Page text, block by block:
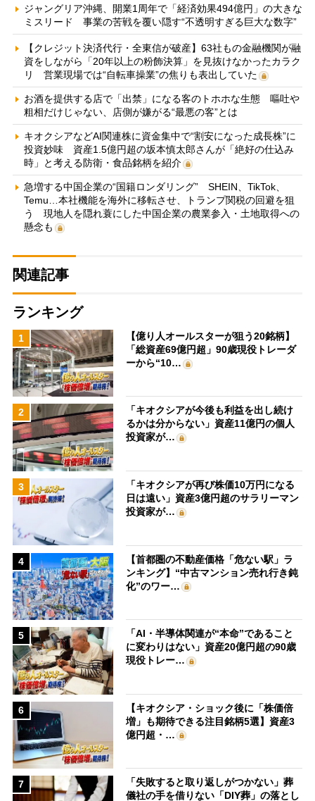
ジャングリア沖縄、開業1周年で「経済効果494億円」の大きな
ミスリード 事業の苦戦を覆い隠す“不透明すぎる巨大な数字”
【クレジット決済代行・全東信が破産】63社もの金融機関が融
資をしながら「20年以上の粉飾決算」を見抜けなかったカラク
リ 営業現場では“自転車操業”の焦りも表出していた
お酒を提供する店で「出禁」になる客のトホホな生態 嘔吐や
粗相だけじゃない、店側が嫌がる“最悪の客”とは
キオクシアなどAI関連株に資金集中で“割安になった成長株”に
投資妙味 資産1.5億円超の坂本慎太郎さんが「絶好の仕込み
時」と考える防衛・食品銘柄を紹介
急増する中国企業の“国籍ロンダリング” SHEIN、TikTok、
Temu…本社機能を海外に移転させ、トランプ関税の回避を狙
う 現地人を隠れ蓑にした中国企業の農業参入・土地取得への
懸念も
関連記事
ランキング
1
【億り人オールスターが狙う20銘柄】
「総資産69億円超」90歳現役トレーダ
ーから“10…
2
「キオクシアが今後も利益を出し続け
るかは分からない」資産11億円の個人
投資家が…
3
「キオクシアが再び株価10万円になる
日は遠い」資産3億円超のサラリーマン
投資家が…
4
【首都圏の不動産価格「危ない駅」ラ
ンキング】“中古マンション売れ行き鈍
化”のワー…
5
「AI・半導体関連が“本命”であること
に変わりはない」資産20億円超の90歳
現役トレー…
6
【キオクシア・ショック後に「株価倍
増」も期待できる注目銘柄5選】資産3
億円超・…
7
「失敗すると取り返しがつかない」葬
儀社の手を借りない「DIY葬」の落とし